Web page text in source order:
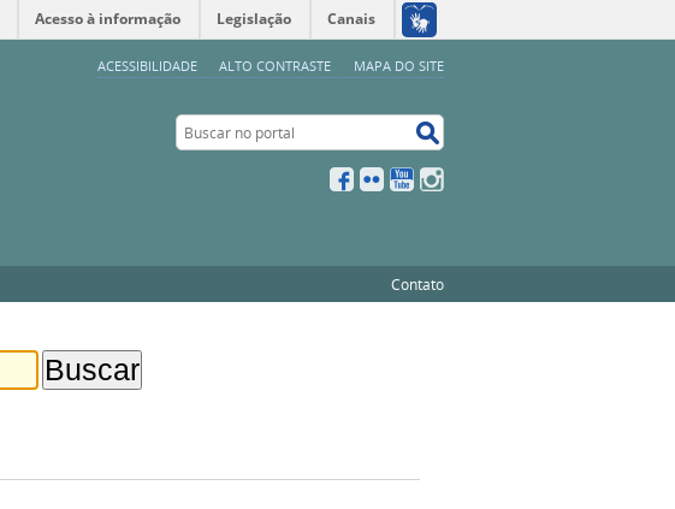
ACESSIBILIDADE ALTO CONTRASTE MAPA DO SITE
Acesso à informação Legislação Canais
Buscar no portal
Facebook
Flickr YouTube
Contato